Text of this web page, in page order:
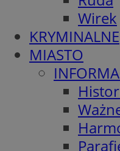
Wirek
KRYMINALNE
MIASTO